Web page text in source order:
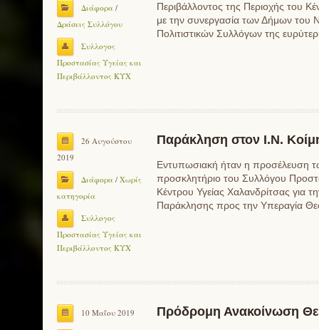
Διάφορα /
Δράσεις Συλλόγου
Συλλογος
Προστασίας Υγείας και
Περιβάλλοντος ΚΥΧ
Περιβάλλοντος της Περιοχής του
με την συνεργασία των Δήμων του
Πολιτιστικών Συλλόγων της
26 Αυγούστου
2019
Διάφορα / Χωρίς
κατηγορία
Συλλογος
Προστασίας Υγείας και
Περιβάλλοντος ΚΥΧ
Παράκληση στον Ι.Ν.
Εντυπωσιακή ήταν η προσέλευση
προσκλητήριο του Συλλόγου
Κέντρου Υγείας Χαλανδρίτσας για
Παράκλησης προς την Υπεραγία
10 Μαΐου 2019 Πρόδρομη Ανακοίνωση